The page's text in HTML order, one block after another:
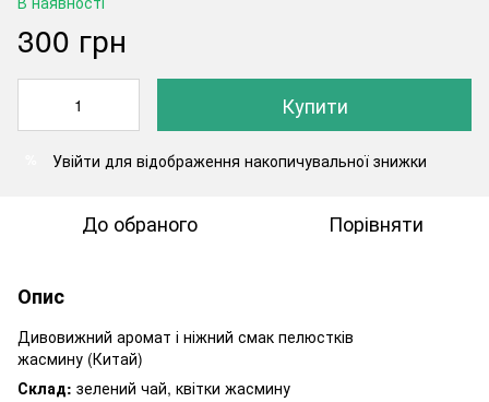
300 грн
Купити
Увійти для відображення накопичувальної знижки
До обраного Порівняти
Опис
Дивовижний аромат і ніжний смак пелюстків
жасмину (Китай)
Склад: зелений чай, квітки жасмину